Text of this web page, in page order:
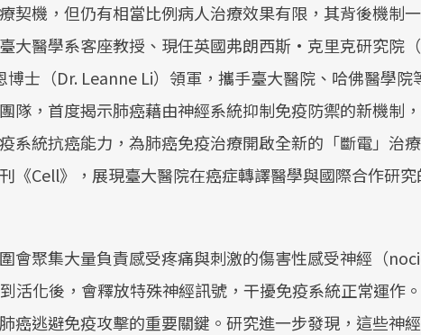
契機，但仍有相當比例病人治療效果有限，其背後機制
大醫學系客座教授、現任英國弗朗西斯·克里克研究院
士（Dr. Leanne Li）領軍，攜手臺大醫院、哈佛醫學院
隊，首度揭示肺癌藉由神經系統抑制免疫防禦的新機制
系統抗癌能力，為肺癌免疫治療開啟全新的「斷電」治
《Cell》，展現臺大醫院在癌症轉譯醫學與國際合作研
會聚集大量負責感受疼痛與刺激的傷害性感受神經（
活化後，會釋放特殊神經訊號，干擾免疫系統正常運作
癌逃避免疫攻擊的重要關鍵。研究進一步發現，這些神
前往專題
前往專題
前往專題